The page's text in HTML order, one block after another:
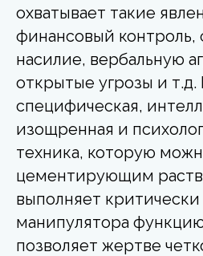
охватывает такие
финансовый контроль,
насилие, вербальную
открытые угрозы и т.д.
специфическая,
изощренная и
техника, которую
цементирующим
выполняет
манипулятора
позволяет жертве